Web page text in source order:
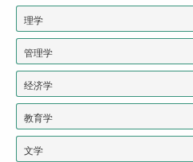
理学
管理学
经济学
教育学
文学